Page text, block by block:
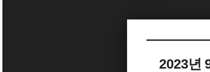
2023년
Sketchbook5, 스케치북5